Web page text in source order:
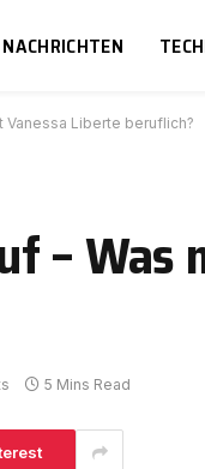
NACHRICHTEN
Vanessa Liberte beruflich?
– Was
5 Mins Read